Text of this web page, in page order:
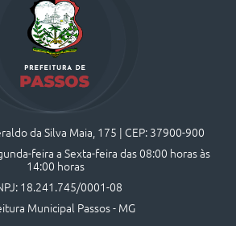
da Silva Maia, 175 | CEP: 37900-900
feira a Sexta-feira das 08:00 horas às
14:00 horas
18.241.745/0001-08
Municipal Passos - MG